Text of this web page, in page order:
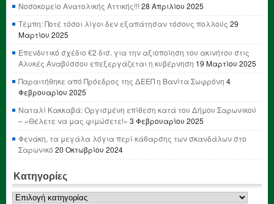
Νοσοκομείο Ανατολικής Αττικής!!! 28 Απριλίου 2025
Τέμπη: Ποτέ τόσοι λίγοι δεν εξαπάτησαν τόσους πολλούς 29
Μαρτίου 2025
Επενδυτικό σχέδιο €2 δισ. για την αξιοποίηση του ακινήτου στις
Αλυκές Αναβύσσου επεξεργάζεται η κυβέρνηση 19 Μαρτίου 2025
Παραιτήθηκε από Πρόεδρος της ΔΕΕΠ η Βανίτα Σωφρόνη 4
Φεβρουαρίου 2025
Ναταλί Κακκαβά: Οργισμένη επίθεση κατά του Δήμου Σαρωνικού
– «Θέλετε να μας φιμώσετε!» 3 Φεβρουαρίου 2025
Φενάκη, τα μεγάλα λόγια περί κάθαρσης των σκανδάλων στο
Σαρωνικό 20 Οκτωβρίου 2024
Κατηγορίες
Κατηγορίες